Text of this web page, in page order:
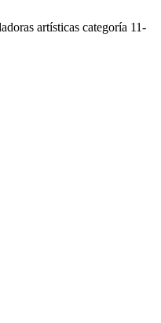
artísticas categoría 11-